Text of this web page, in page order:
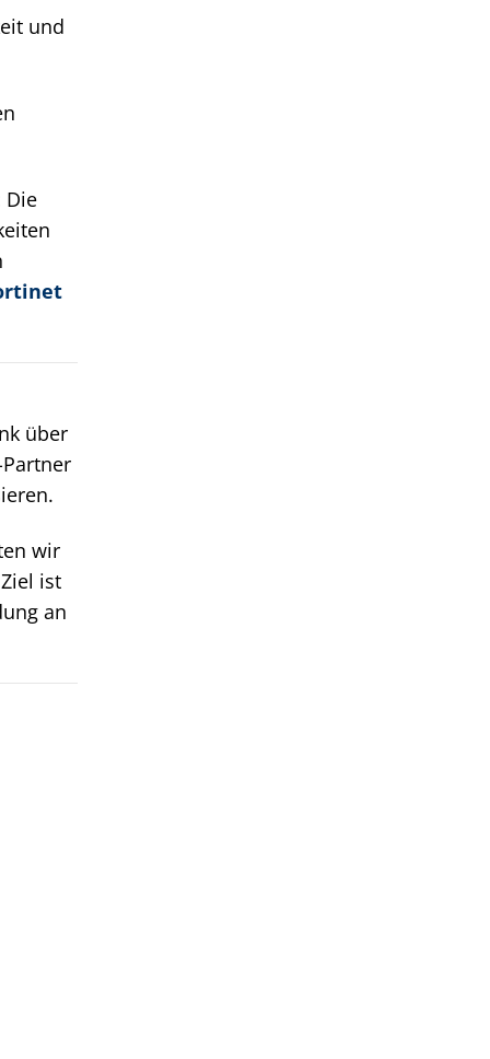
und
Die
über
wir
ist
an